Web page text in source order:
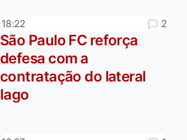
18:22 2
São Paulo FC reforça
defesa com a
contratação do lateral
Iago